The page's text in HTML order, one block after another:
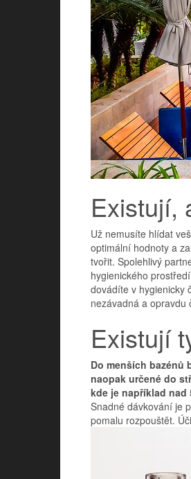
Existují,
Už nemusíte hlídat
optimální hodnoty a
tvořit. Spolehlivý
hygienického
dovádíte v hygienicky
nezávadná a opravdu
Existují
Do menších bazénů
naopak určené do
kde je například nad
Snadné dávkování je
pomalu rozpouštět.